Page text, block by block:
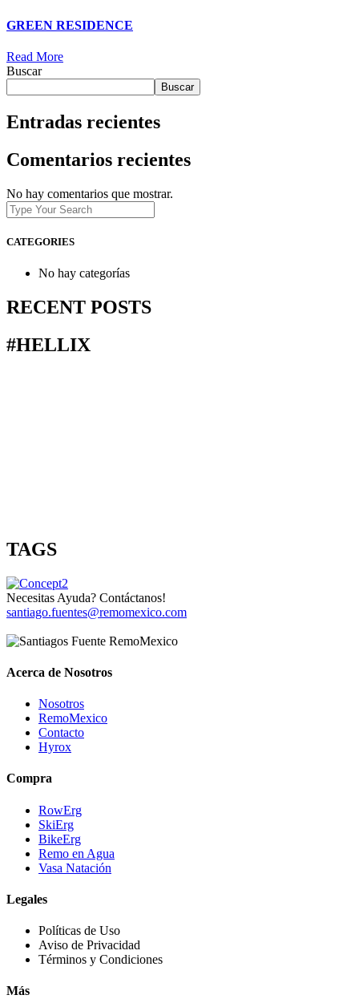
GREEN RESIDENCE
Read More
Buscar
Buscar
Entradas recientes
Comentarios recientes
No hay comentarios que mostrar.
CATEGORIES
No hay categorías
RECENT POSTS
#HELLIX
TAGS
Necesitas Ayuda? Contáctanos!
santiago.fuentes@remomexico.com
Acerca de Nosotros
Nosotros
RemoMexico
Contacto
Hyrox
Compra
RowErg
SkiErg
BikeErg
Remo en Agua
Vasa Natación
Legales
Políticas de Uso
Aviso de Privacidad
Términos y Condiciones
Más